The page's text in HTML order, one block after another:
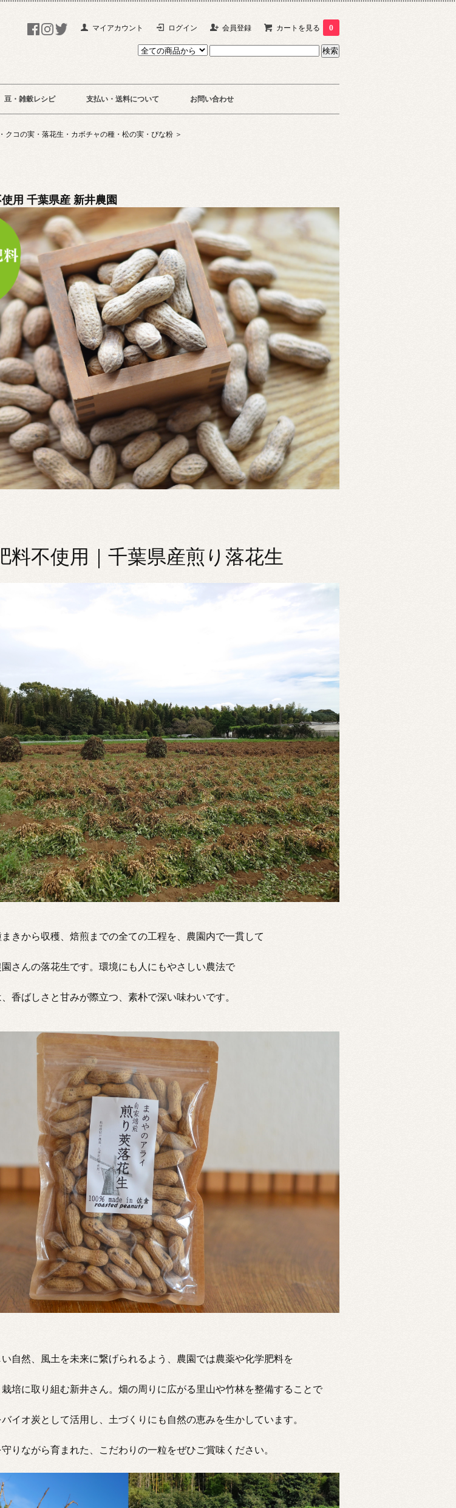
マイアカウント ログイン 会員登録 カートを見る 0
豆・雑穀レシピ 支払い・送料について お問い合わせ
クコの実・落花生・カボチャの種・松の実・ぴな粉 ＞
用 千葉県産 新井農園
料不使用｜千葉県産煎り落花生
きから収穫、焙煎までの全ての工程を、農園内で一貫して
さんの落花生です。環境にも人にもやさしい農法で
香ばしさと甘みが際立つ、素朴で深い味わいです。
自然、風土を未来に繋げられるよう、農園では農薬や化学肥料を
培に取り組む新井さん。畑の周りに広がる里山や竹林を整備することで
イオ炭として活用し、土づくりにも自然の恵みを生かしています。
りながら育まれた、こだわりの一粒をぜひご賞味ください。